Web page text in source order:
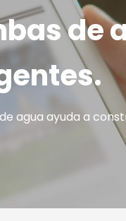
de
agua ayuda a